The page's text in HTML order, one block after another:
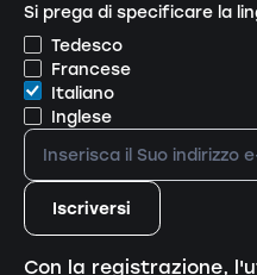
Si prega di specificare la
Tedesco
Francese
Italiano
Inglese
Con la registrazione,